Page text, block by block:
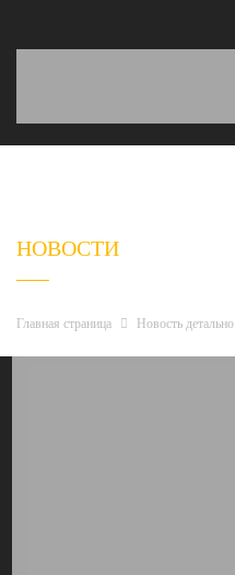
НОВОСТИ
Главная страница Новость детально